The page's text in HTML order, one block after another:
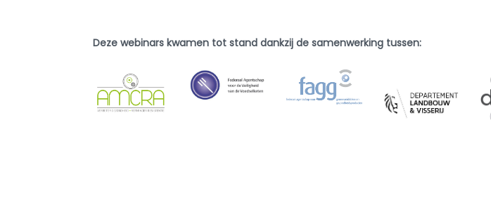
Deze webinars kwamen tot stand dankzij de samenwerking tussen: